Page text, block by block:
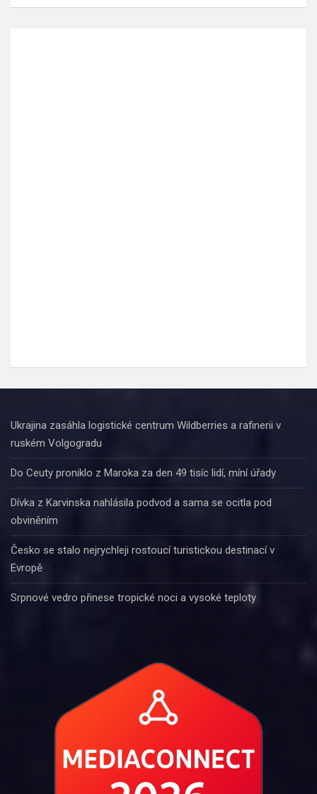
Ukrajina zasáhla logistické centrum Wildberries a rafinerii v
ruském Volgogradu
Do Ceuty proniklo z Maroka za den 49 tisíc lidí, míní úřady
Dívka z Karvinska nahlásila podvod a sama se ocitla pod
obviněním
Česko se stalo nejrychleji rostoucí turistickou destinací v
Evropě
Srpnové vedro přinese tropické noci a vysoké teploty